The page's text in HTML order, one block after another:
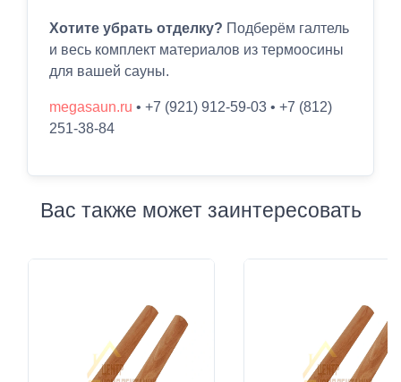
Хотите убрать отделку? Подберём галтель
и весь комплект материалов из термоосины
для вашей сауны.
megasaun.ru • +7 (921) 912-59-03 • +7 (812)
251-38-84
Вас также может заинтересовать